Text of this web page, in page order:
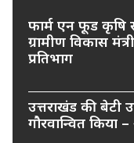
फार्म एन फूड कृषि
ग्रामीण विकास
प्रतिभाग
उत्तराखंड की बेटी
गौरवान्वित किया